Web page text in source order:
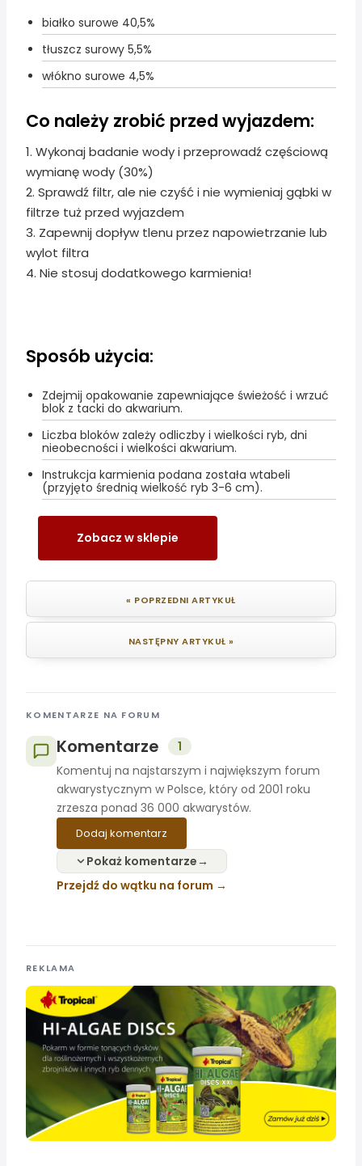
białko surowe 40,5%
tłuszcz surowy 5,5%
włókno surowe 4,5%
Co należy zrobić przed wyjazdem:
1. Wykonaj badanie wody i przeprowadź częściową
wymianę wody (30%)
2. Sprawdź filtr, ale nie czyść i nie wymieniaj gąbki w
filtrze tuż przed wyjazdem
3. Zapewnij dopływ tlenu przez napowietrzanie lub
wylot filtra
4. Nie stosuj dodatkowego karmienia!
Sposób użycia:
Zdejmij opakowanie zapewniające świeżość i wrzuć
blok z tacki do akwarium.
Liczba bloków zależy odliczby i wielkości ryb, dni
nieobecności i wielkości akwarium.
Instrukcja karmienia podana została wtabeli
(przyjęto średnią wielkość ryb 3-6 cm).
Zobacz w sklepie
« POPRZEDNI ARTYKUŁ
NASTĘPNY ARTYKUŁ »
KOMENTARZE NA FORUM
Komentarze
1
Komentuj na najstarszym i największym forum
akwarystycznym w Polsce, który od 2001 roku
zrzesza ponad 36 000 akwarystów.
Dodaj komentarz
Pokaż komentarze
Przejdź do wątku na forum
REKLAMA